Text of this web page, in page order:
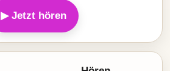
▶ Jetzt hören